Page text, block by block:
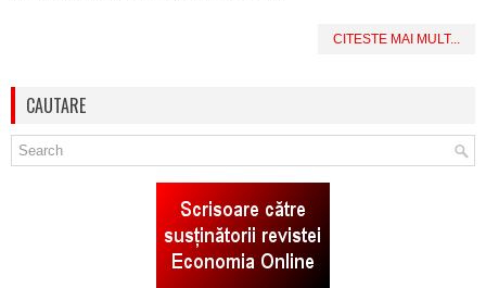
CITESTE MAI MULT...
CAUTARE